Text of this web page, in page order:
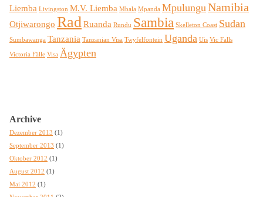
Liemba Livingston M.V. Liemba Mbala Mpanda MpulunguNamibia
Otjiwarongo RadRuanda Rundu Sambia Skelleton Coast Sudan
Sumbawanga Tanzania Tanzanian Visa Twyfelfontein Uganda Uis Vic Falls
Victoria Fälle Visa Ägypten
Archive
Dezember 2013 (1)
September 2013 (1)
Oktober 2012 (1)
August 2012 (1)
Mai 2012 (1)